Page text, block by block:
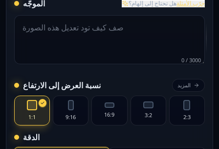
الموجّه هل تحتاج إلى إلهام؟جرّب الأمثلة
0 / 3000
نسبة العرض إلى الارتفاع المزيد
1:1 9:16 16:9 3:2 2:3
الدقة